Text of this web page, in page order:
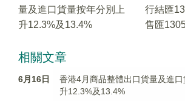
量及進口貨量按年分別上
升12.3%及13.4%
行結匯
售匯
相關文章
6月16日
香港4月商品整體出口貨量及進
升12.3%及13.4%